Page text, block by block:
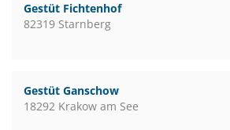
Gestüt Fichtenhof
82319 Starnberg
Gestüt Ganschow
18292 Krakow am See